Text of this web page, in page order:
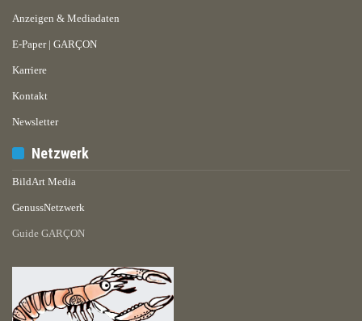
Anzeigen & Mediadaten
E-Paper | GARÇON
Karriere
Kontakt
Newsletter
Netzwerk
BildArt Media
GenussNetzwerk
Guide GARÇON